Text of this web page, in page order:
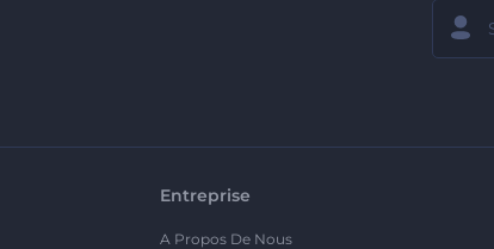
Entreprise
A Propos De Nous